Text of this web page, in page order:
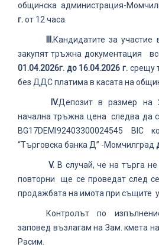
общинска администрация-
г.от 12 часа.
ІІІ.Кандидатите за участие
закупят тръжна документация
01 .04.2026г. до 16.04.2026 г.срещу
без ДДС платима в касата на
ІV.Депозит в размер на
начална тръжна цена следва да
BG17DEMI92403300024545 BIC
“Търговска банка Д” -Момчилград
V. В случай, че на търга
повторни ще се проведат след
продажбата на имота при същите
Контролът по
заповед възлагам на Зам. кмета
Расим.